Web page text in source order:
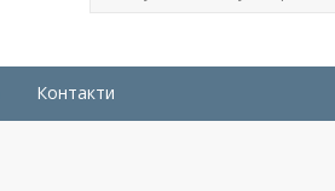
Контакти